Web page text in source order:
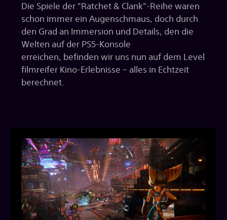
Die Spiele der "Ratchet & Clank"-Reihe waren
schon immer ein Augenschmaus, doch durch
den Grad an Immersion und Details, den die
Welten auf der PS5-Konsole
erreichen, befinden wir uns nun auf dem Level
filmreifer Kino-Erlebnisse – alles in Echtzeit
berechnet.